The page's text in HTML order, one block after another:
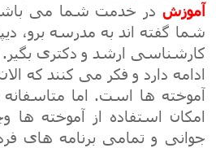
آموزش در خدمت شما می
شما گفته اند به مدرسه برو،
ادامه دارد و فکر می کنند که
امکان استفاده از آموخته ها
جوانی و تمامی برنامه های